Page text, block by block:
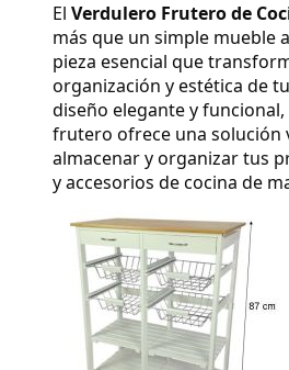
El Verdulero Frutero de
más que un simple mueble
pieza esencial que
organización y estética de
diseño elegante y
frutero ofrece una solución
almacenar y organizar tus
y accesorios de cocina de